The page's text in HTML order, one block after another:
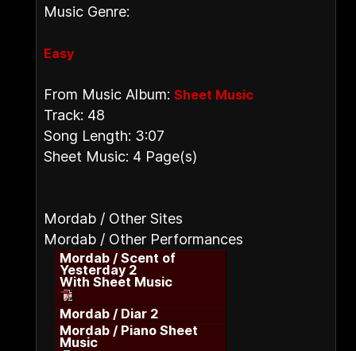
Music Genre:
Easy
From Music Album: Sheet Music
Track: 48
Song Length: 3:07
Sheet Music: 4 Page(s)
Mordab / Other Sites
Mordab / Other Performances
Mordab / Scent of
Yesterday 2
With Sheet Music
Mordab / Diar 2
Mordab / Piano Sheet
Music